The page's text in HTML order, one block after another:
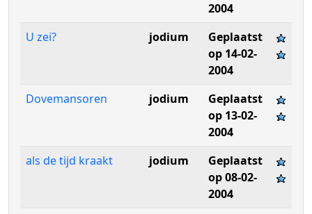
2004
U zei?
jodium
Geplaatst
op 14-02-
2004
Dovemansoren
jodium
Geplaatst
op 13-02-
2004
als de tijd kraakt
jodium
Geplaatst
op 08-02-
2004